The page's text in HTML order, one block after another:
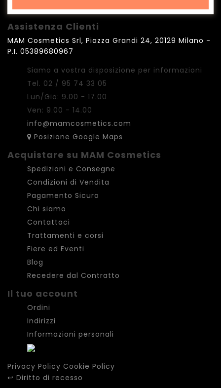
Assistenza Clienti
MAM Cosmetics Srl, Piazza Grandi 24, 20129 Milano -
P.I. 05389680967
Siamo a vostra disposizione per informazioni
Tel. 02 / 95 74 33 05
Lun/Gio: 9.00 - 17.00
Ven: 9.00 - 14.00
info@mamcosmetics.com
Posizione Google Maps
Acquistare su MAM Cosmetics
Spedizioni e Consegne
Condizioni di Vendita
Pagamento Sicuro
Chi siamo
Contattaci
Trattamenti e corsi
Fiere ed Eventi
Blog
Recedere dal Contratto
Il tuo account
Ordini
Indirizzi
Informazioni personali
Privacy Policy Cookie Policy
↩ Diritto di recesso